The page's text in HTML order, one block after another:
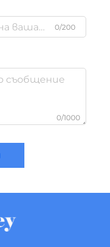
0/200
0/1000